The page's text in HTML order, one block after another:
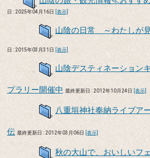
日 : 2025年04月16日
[表示]
山陰の日常 ～わたしが
日 : 2015年03月31日 [表示]
山陰デスティネーション
プラリー開催中 最終更新日 : 2012年10月24日 [表示]
八重垣神社奉納ライブ
伝 最終更新日 : 2012年03月06日 [表示]
秋の大山で、おいしいフ